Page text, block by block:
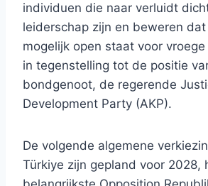
individuen die naar verluidt
leiderschap zijn en beweren
mogelijk open staat voor
in tegenstelling tot de positie
bondgenoot, de regerende
Development Party (AKP).
De volgende algemene
Türkiye zijn gepland voor 2028,